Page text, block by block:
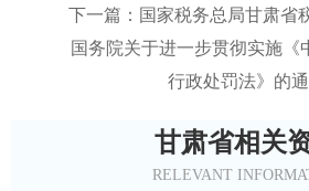
下一篇：国家税务总局甘肃省
国务院关于进一步贯彻实施《
行政处罚法》的
甘肃省相关
RELEVANT